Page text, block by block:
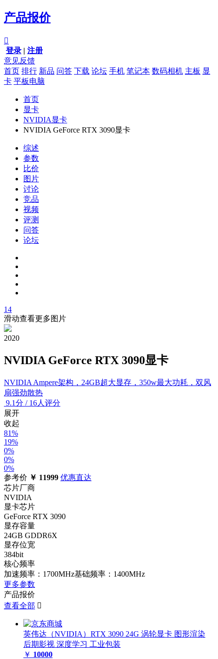
产品报价

登录 | 注册
意见反馈
首页 排行 新品 问答 下载 论坛 手机 笔记本 数码相机 主板 显
卡 平板电脑
首页
显卡
NVIDIA显卡
NVIDIA GeForce RTX 3090显卡
综述
参数
比价
图片
讨论
竞品
视频
评测
问答
论坛
14
滑动查看更多图片
2020
NVIDIA GeForce RTX 3090显卡
NVIDIA Ampere架构，24GB超大显存，350w最大功耗，双风
扇强劲散热
9.1分 / 16人评分
展开
收起
81%
19%
0%
0%
0%
参考价 ￥ 11999 优惠直达
芯片厂商
NVIDIA
显卡芯片
GeForce RTX 3090
显存容量
24GB GDDR6X
显存位宽
384bit
核心频率
加速频率：1700MHz基础频率：1400MHz
更多参数
产品报价
查看全部 
英伟达（NVIDIA）RTX 3090 24G 涡轮显卡 图形渲染
后期影视 深度学习 工业包装
￥ 10000